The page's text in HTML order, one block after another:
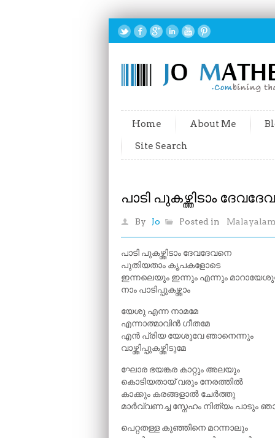
Home About Me
Site Search
പാടി പുകഴ്ത്തിടാം
By Jo Posted in Malayalam
പാടി പുകഴ്ത്തിടാം ദേവദേവനെ
പുതിയതാം കൃപകളോടെ
ഇന്നലെയും ഇന്നും എന്നും
നാം പാടിപ്പുകഴ്ത്താം
യേശു എന്ന നാമമേ
എന്നാത്മാവിൻ ഗീതമേ
എൻ പ്രിയ യേശുവേ ഞാനെന്നും
വാഴ്ത്തിപ്പുകഴ്ത്തിടുമേ
ഘോര ഭയങ്കര കാറ്റും അലയും
കൊടിയതായ് വരും നേരത്തിൽ
കാക്കും കരങ്ങളാൽ ചേർത്തു
മാർവ്വണച്ച സ്നേഹം നിത്യം പാടും
പെറ്റതള്ള കുഞ്ഞിനെ മറന്നാലും